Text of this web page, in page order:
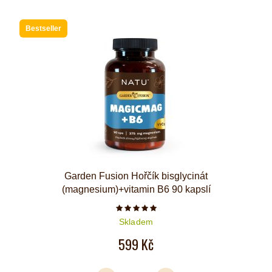
Bestseller
Garden Fusion Hořčík bisglycinát
(magnesium)+vitamin B6 90 kapslí
Počet hvězdiček je 5 z 5
Skladem
599 Kč